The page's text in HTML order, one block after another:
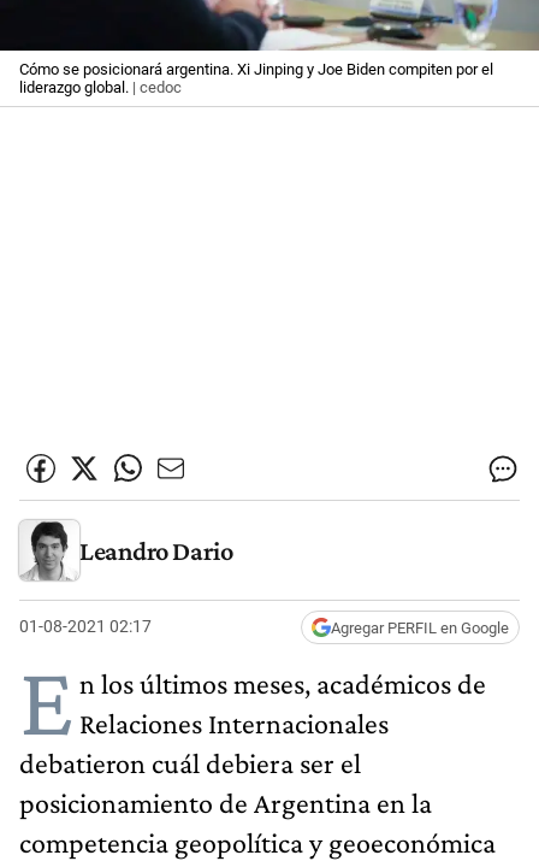
Cómo se posicionará argentina. Xi Jinping y Joe Biden compiten por el
liderazgo global. | cedoc
Leandro Dario
01-08-2021 02:17 Agregar PERFIL en Google
E n los últimos meses, académicos de
Relaciones Internacionales
debatieron cuál debiera ser el
posicionamiento de Argentina en la
competencia geopolítica y geoeconómica